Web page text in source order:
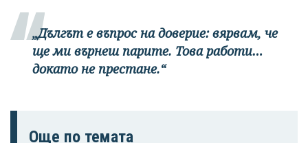
„Дългът е въпрос на доверие: вярвам, че
ще ми върнеш парите. Това работи…
докато не престане.“
Още по темата